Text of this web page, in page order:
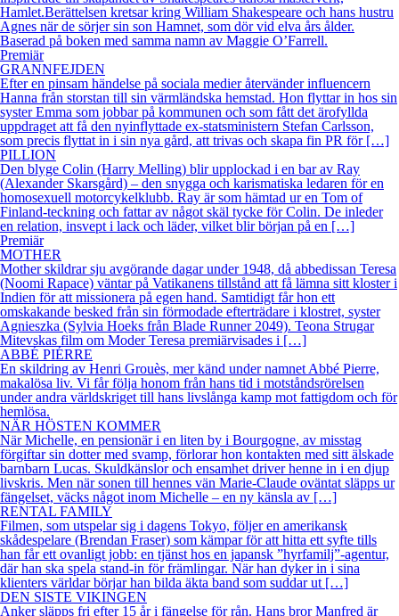
Hamlet.Berättelsen kretsar kring William Shakespeare och hans hustru
Agnes när de sörjer sin son Hamnet, som dör vid elva års ålder.
Baserad på boken med samma namn av Maggie O’Farrell.
Premiär
GRANNFEJDEN
Efter en pinsam händelse på sociala medier återvänder influencern
Hanna från storstan till sin värmländska hemstad. Hon flyttar in hos sin
syster Emma som jobbar på kommunen och som fått det ärofyllda
uppdraget att få den nyinflyttade ex-statsministern Stefan Carlsson,
som precis flyttat in i sin nya gård, att trivas och skapa fin PR för […]
PILLION
Den blyge Colin (Harry Melling) blir upplockad i en bar av Ray
(Alexander Skarsgård) – den snygga och karismatiska ledaren för en
homosexuell motorcykelklubb. Ray är som hämtad ur en Tom of
Finland-teckning och fattar av något skäl tycke för Colin. De inleder
en relation, insvept i lack och läder, vilket blir början på en […]
Premiär
MOTHER
Mother skildrar sju avgörande dagar under 1948, då abbedissan Teresa
(Noomi Rapace) väntar på Vatikanens tillstånd att få lämna sitt kloster i
Indien för att missionera på egen hand. Samtidigt får hon ett
omskakande besked från sin förmodade efterträdare i klostret, syster
Agnieszka (Sylvia Hoeks från Blade Runner 2049). Teona Strugar
Mitevskas film om Moder Teresa premiärvisades i […]
ABBÉ PIÉRRE
En skildring av Henri Grouès, mer känd under namnet Abbé Pierre,
makalösa liv. Vi får följa honom från hans tid i motståndsrörelsen
under andra världskriget till hans livslånga kamp mot fattigdom och för
hemlösa.
NÄR HÖSTEN KOMMER
När Michelle, en pensionär i en liten by i Bourgogne, av misstag
förgiftar sin dotter med svamp, förlorar hon kontakten med sitt älskade
barnbarn Lucas. Skuldkänslor och ensamhet driver henne in i en djup
livskris. Men när sonen till hennes vän Marie-Claude oväntat släpps ur
fängelset, väcks något inom Michelle – en ny känsla av […]
RENTAL FAMILY
Filmen, som utspelar sig i dagens Tokyo, följer en amerikansk
skådespelare (Brendan Fraser) som kämpar för att hitta ett syfte tills
han får ett ovanligt jobb: en tjänst hos en japansk ”hyrfamilj”-agentur,
där han ska spela stand-in för främlingar. När han dyker in i sina
klienters världar börjar han bilda äkta band som suddar ut […]
DEN SISTE VIKINGEN
Anker släpps fri efter 15 år i fängelse för rån. Hans bror Manfred är